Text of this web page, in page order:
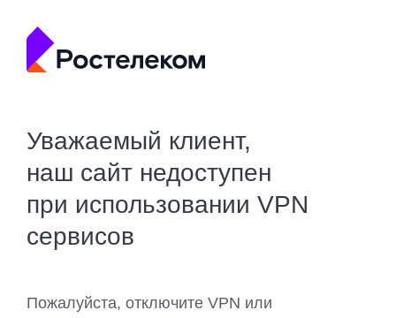
Уважаемый клиент,
наш сайт недоступен
при использовании VPN
сервисов
Пожалуйста, отключите VPN или